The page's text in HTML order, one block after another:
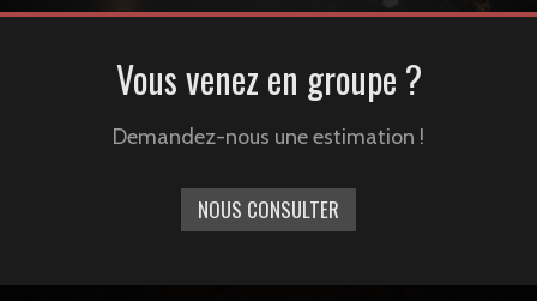
Vous venez en groupe ?
Demandez-nous une estimation !
NOUS CONSULTER